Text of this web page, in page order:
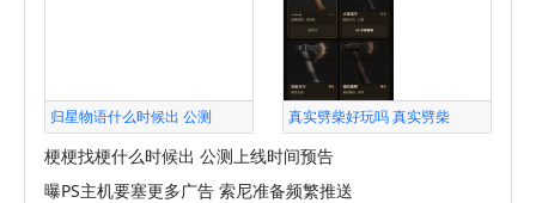
归星物语什么时候出 公测 真实劈柴好玩吗 真实劈柴
梗梗找梗什么时候出 公测上线时间预告
曝PS主机要塞更多广告 索尼准备频繁推送